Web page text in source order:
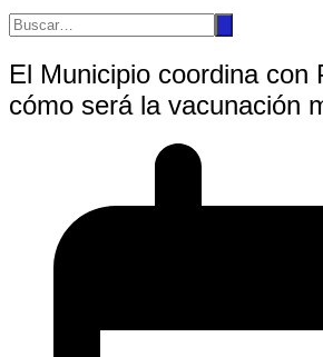
El Municipio coordina con
cómo será la vacunación